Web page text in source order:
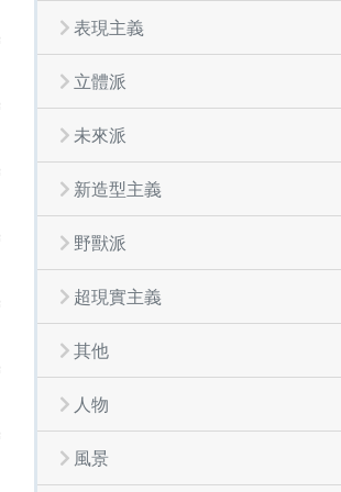
表現主義
立體派
未來派
新造型主義
野獸派
超現實主義
其他
人物
風景